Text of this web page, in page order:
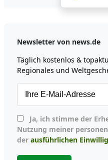
Newsletter von news.de
Täglich kostenlos &
Regionales und
Nutzung meiner
der ausführlichen